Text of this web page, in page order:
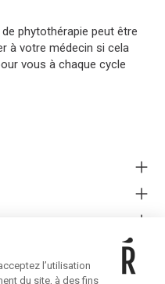
l’utilisation
du site, à des fins
phytothérapie peut être
à votre médecin si cela
vous à chaque cycle